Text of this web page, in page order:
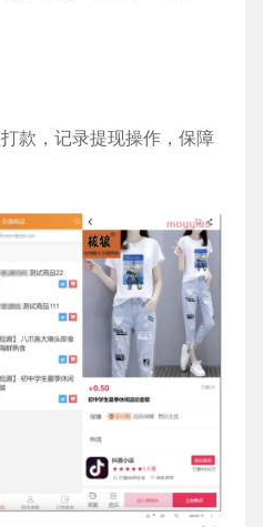
款，记录提现操作，保障